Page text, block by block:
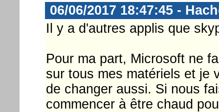
06/06/2017 18:47:45 -
Il y a d'autres applis que
Pour ma part, Microsoft ne
sur tous mes matériels et je
de changer aussi. Si nous
commencer à être chaud